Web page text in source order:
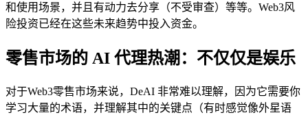
和使用场景，并且有动力去分享（不受审查）等等。Web3风
险投资已经在这些未来趋势中投入资金。
零售市场的 AI 代理热潮：不仅仅是娱乐
对于Web3零售市场来说，DeAI 非常难以理解，因为它需要你
学习大量的术语，并理解其中的关键点（有时感觉像外星语